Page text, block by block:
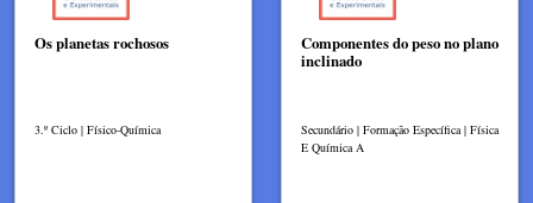
Os planetas rochosos
3.º Ciclo | Físico-Química
Componentes do peso no plano
inclinado
Secundário | Formação Específica | Física
E Química A